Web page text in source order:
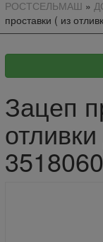
РОСТСЕЛЬМАШ »
проставки ( из
Зацеп